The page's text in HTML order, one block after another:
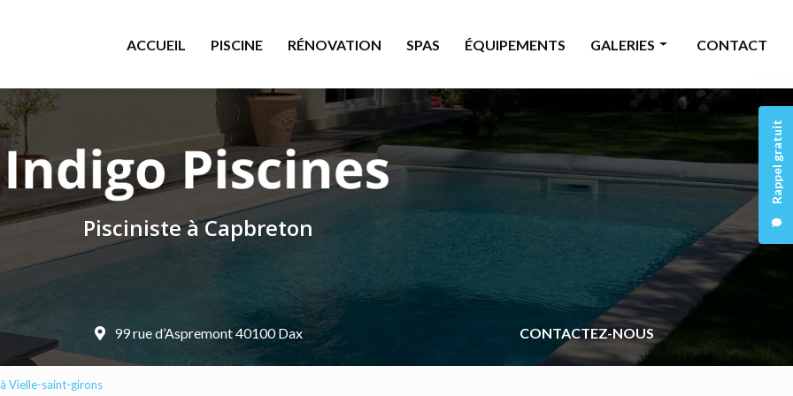
Rappel gratuit
ACCUEIL PISCINE RÉNOVATION SPAS ÉQUIPEMENTS GALERIES
Spas
Équipements
CONTACT
Pisciniste à Capbreton
99 rue d’Aspremont 40100 Dax CONTACTEZ-NOUS
Vielle-saint-girons